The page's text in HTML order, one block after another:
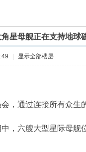
角星母舰正在支持地球
显示全部楼层
，通过连接所有众生
，六艘大型星际母舰